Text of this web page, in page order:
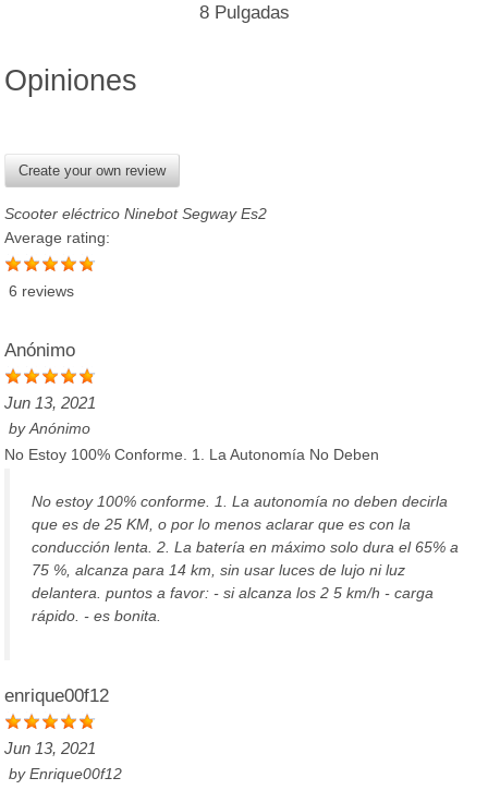
8 Pulgadas
Opiniones
Create your own review
Scooter eléctrico Ninebot Segway Es2
Average rating:
6 reviews
Anónimo
Jun 13, 2021
byAnónimo
No Estoy 100% Conforme. 1. La Autonomía No Deben
No estoy 100% conforme. 1. La autonomía no deben decirla
que es de 25 KM, o por lo menos aclarar que es con la
conducción lenta. 2. La batería en máximo solo dura el 65% a
75 %, alcanza para 14 km, sin usar luces de lujo ni luz
delantera. puntos a favor: - si alcanza los 2 5 km/h - carga
rápido. - es bonita.
enrique00f12
Jun 13, 2021
byEnrique00f12